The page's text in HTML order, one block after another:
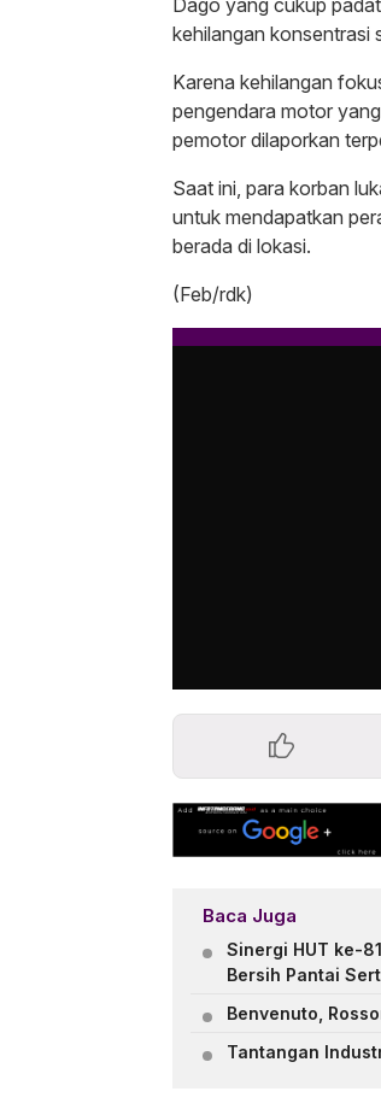
Dago yang cukup
kehilangan konsentrasi
​Karena kehilangan
pengendara motor
pemotor dilaporkan
​Saat ini, para korban
untuk mendapatkan
berada di lokasi.
(Feb/rdk)
Baca Juga
Sinergi HUT ke-
Bersih Pantai
Benvenuto,
Tantangan